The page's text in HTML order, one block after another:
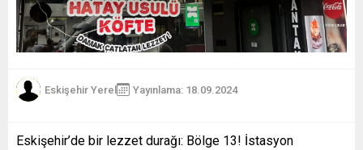
Eskişehir Yerel Yayınlama: 18.09.2024
Eskişehir’de bir lezzet durağı: Bölge 13! İstasyon